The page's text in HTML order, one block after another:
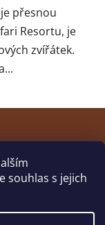
souhlas s jejich
přesnou
Resortu, je
zvířátek.